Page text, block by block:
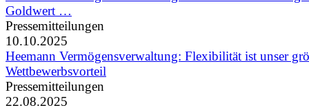
Goldwert …
Pressemitteilungen
10.10.2025
Heemann Vermögensverwaltung: Flexibilität ist unser
Wettbewerbsvorteil
Pressemitteilungen
22.08.2025